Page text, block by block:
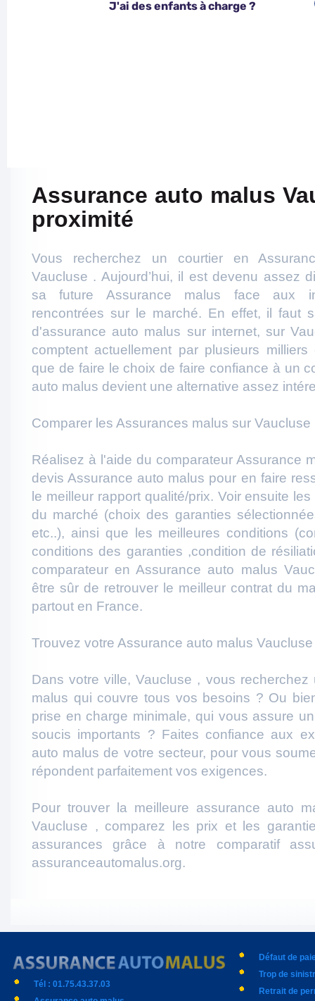
Assurance auto malus
proximité
Vous recherchez un courtier en
Vaucluse . Aujourd’hui, il est devenu assez
sa future Assurance malus face aux
rencontrées sur le marché. En effet, il faut
d'assurance auto malus sur internet, sur
comptent actuellement par plusieurs milliers
que de faire le choix de faire confiance à un
auto malus devient une alternative assez
Comparer les Assurances malus sur Vaucluse
Réalisez à l'aide du comparateur Assurance
devis Assurance auto malus pour en faire
le meilleur rapport qualité/prix. Voir ensuite
du marché (choix des garanties
etc..), ainsi que les meilleures conditions
conditions des garanties ,condition de
comparateur en Assurance auto malus
être sûr de retrouver le meilleur contrat du
partout en France.
Trouvez votre Assurance auto malus Vaucluse
Dans votre ville, Vaucluse , vous
malus qui couvre tous vos besoins ? Ou
prise en charge minimale, qui vous assure
soucis importants ? Faites confiance aux
auto malus de votre secteur, pour vous
répondent parfaitement vos exigences.
Pour trouver la meilleure assurance auto
Vaucluse , comparez les prix et les
assurances grâce à notre comparatif
assuranceautomalus.org.
Tél : 01.75.43.37.03
Défaut de
Trop de
Retrait de